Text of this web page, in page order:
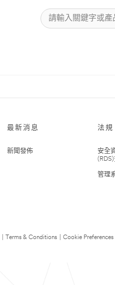
最新消息
新聞發佈
法規
安全
管理
Terms & Conditions
Cookie Preferences